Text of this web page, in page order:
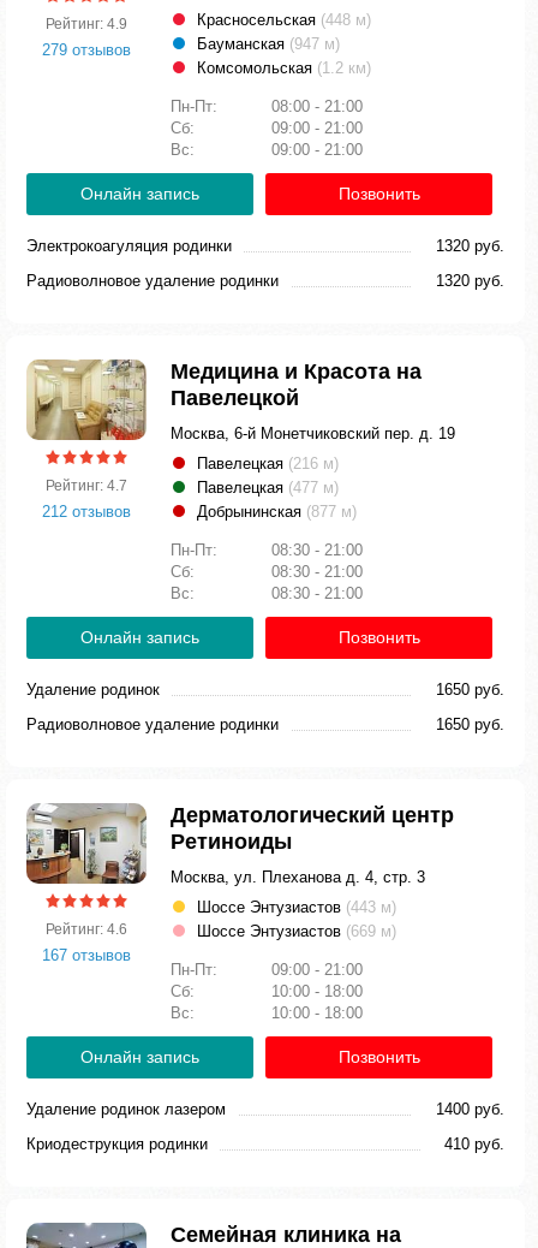
Рейтинг: 4.9
279 отзывов
Красносельская (448 м)
Бауманская (947 м)
Комсомольская (1.2 км)
Пн-Пт:
08:00 - 21:00
Сб:
09:00 - 21:00
Вс:
09:00 - 21:00
Онлайн запись Позвонить
Электрокоагуляция родинки
1320 руб.
Радиоволновое удаление родинки
1320 руб.
Рейтинг: 4.7
212 отзывов
Медицина и Красота на
Павелецкой
Москва, 6-й Монетчиковский пер. д. 19
Павелецкая (216 м)
Павелецкая (477 м)
Добрынинская (877 м)
Пн-Пт:
08:30 - 21:00
Сб:
08:30 - 21:00
Вс:
08:30 - 21:00
Онлайн запись Позвонить
Удаление родинок
1650 руб.
Радиоволновое удаление родинки
1650 руб.
Рейтинг: 4.6
167 отзывов
Дерматологический центр
Ретиноиды
Москва, ул. Плеханова д. 4, стр. 3
Шоссе Энтузиастов (443 м)
Шоссе Энтузиастов (669 м)
Пн-Пт:
09:00 - 21:00
Сб:
10:00 - 18:00
Вс:
10:00 - 18:00
Онлайн запись Позвонить
Удаление родинок лазером
1400 руб.
Криодеструкция родинки
410 руб.
Семейная клиника на